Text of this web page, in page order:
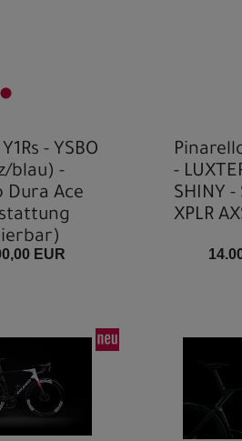
- YSBO
blau) -
Dura Ace
EUR
-
SHINY -
XPLR